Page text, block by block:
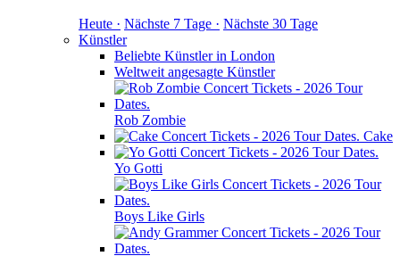
Heute · Nächste 7 Tage · Nächste 30 Tage
Künstler
Beliebte Künstler in London
Weltweit angesagte Künstler
Rob Zombie
Cake
Yo Gotti
Boys Like Girls